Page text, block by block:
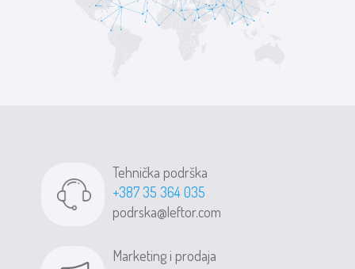
Tehnička podrška
+387 35 364 035
podrska@leftor.com
Marketing i prodaja